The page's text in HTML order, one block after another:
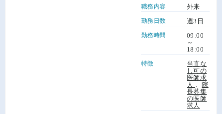
職務内容 外来
勤務日数 週3日
勤務時間
09:00
～
18:00
特徴
当直な
し可の
医師求
人
院
長募集
の医師
求人